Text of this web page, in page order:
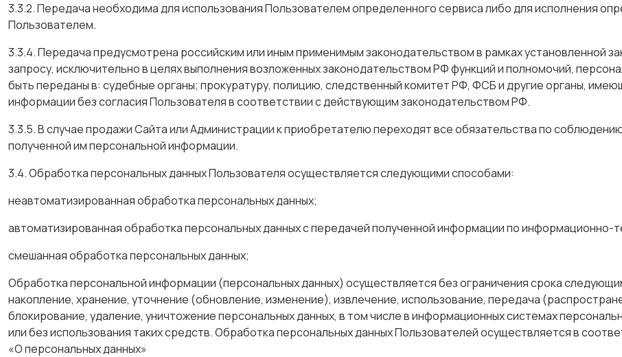
3.3.2. Передача необходима для использования Пользователем определенного сервиса либо для исполнения
Пользователем.
3.3.4. Передача предусмотрена российским или иным применимым законодательством в рамках установленной
запросу, исключительно в целях выполнения возложенных законодательством РФ функций и полномочий,
быть переданы в: судебные органы; прокуратуру, полицию, следственный комитет РФ, ФСБ и другие органы,
информации без согласия Пользователя в соответствии с действующим законодательством РФ.
3.3.5. В случае продажи Сайта или Администрации к приобретателю переходят все обязательства по
полученной им персональной информации.
3.4. Обработка персональных данных Пользователя осуществляется следующими способами:
неавтоматизированная обработка персональных данных;
автоматизированная обработка персональных данных с передачей полученной информации по информационно-
смешанная обработка персональных данных;
Обработка персональной информации (персональных данных) осуществляется без ограничения срока
накопление, хранение, уточнение (обновление, изменение), извлечение, использование, передача
блокирование, удаление, уничтожение персональных данных, в том числе в информационных системах
или без использования таких средств. Обработка персональных данных Пользователей осуществляется в
«О персональных данных»